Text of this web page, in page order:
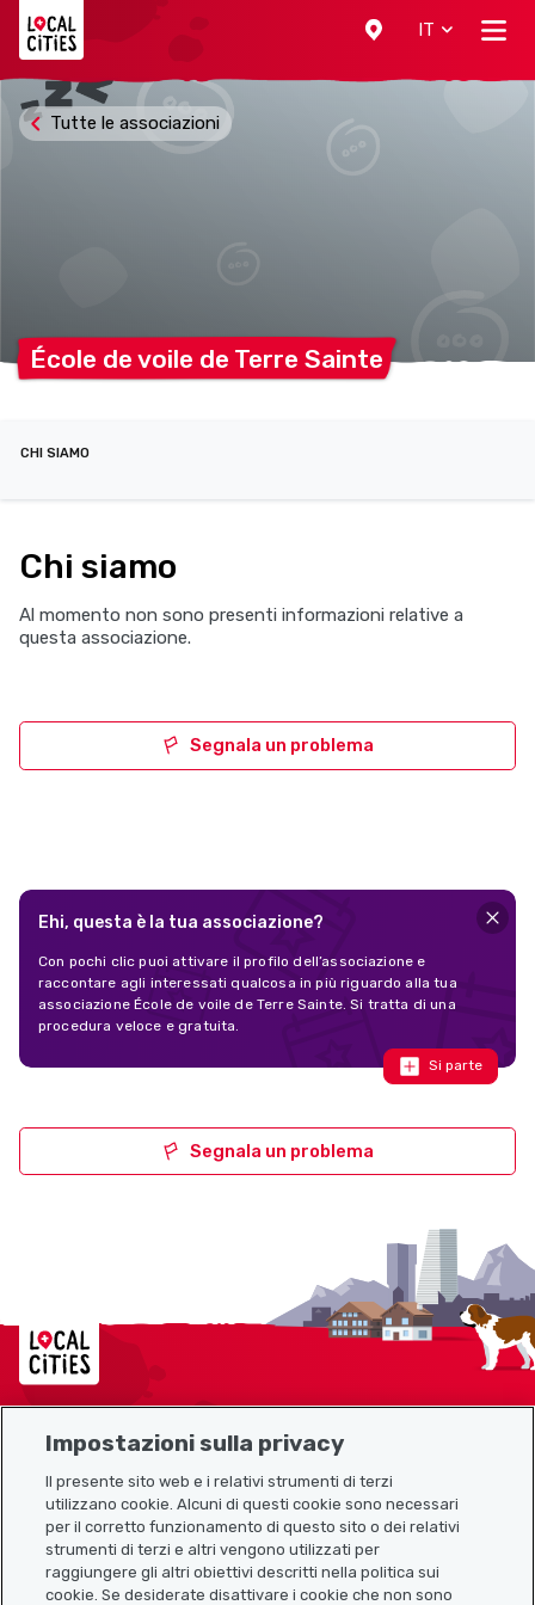
IT
École de voile de Terre Sainte
Tutte le associazioni
CHI SIAMO
Chi siamo
Al momento non sono presenti informazioni relative a
questa associazione.
Segnala un problema
Ehi, questa è la tua associazione?
Con pochi clic puoi attivare il profilo dell’associazione e
raccontare agli interessati qualcosa in più riguardo alla tua
associazione École de voile de Terre Sainte. Si tratta di una
procedura veloce e gratuita.
Si parte
Segnala un problema
Localcities
Link utili
Impostazioni sulla privacy
Il presente sito web e i relativi strumenti di terzi
utilizzano cookie. Alcuni di questi cookie sono necessari
per il corretto funzionamento di questo sito o dei relativi
strumenti di terzi e altri vengono utilizzati per
raggiungere gli altri obiettivi descritti nella politica sui
cookie. Se desiderate disattivare i cookie che non sono